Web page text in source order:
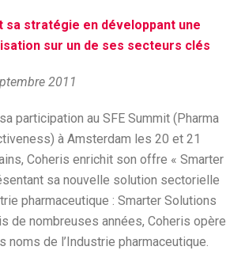
sa stratégie en développant une
sur un de ses secteurs clés
2011
participation au SFE Summit (Pharma
à Amsterdam les 20 et 21
Coheris enrichit son offre « Smarter
sa nouvelle solution sectorielle
pharmaceutique : Smarter Solutions
de nombreuses années, Coheris opère
noms de l’Industrie pharmaceutique.